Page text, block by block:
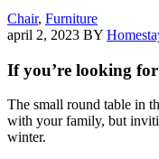
Chair, Furniture
april 2, 2023 BY
If you’re looking
The small round table in
with your family, but
winter.